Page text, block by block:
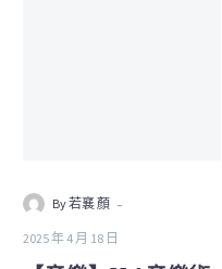
By 若襄 顏 -
2025 年 4 月 18 日